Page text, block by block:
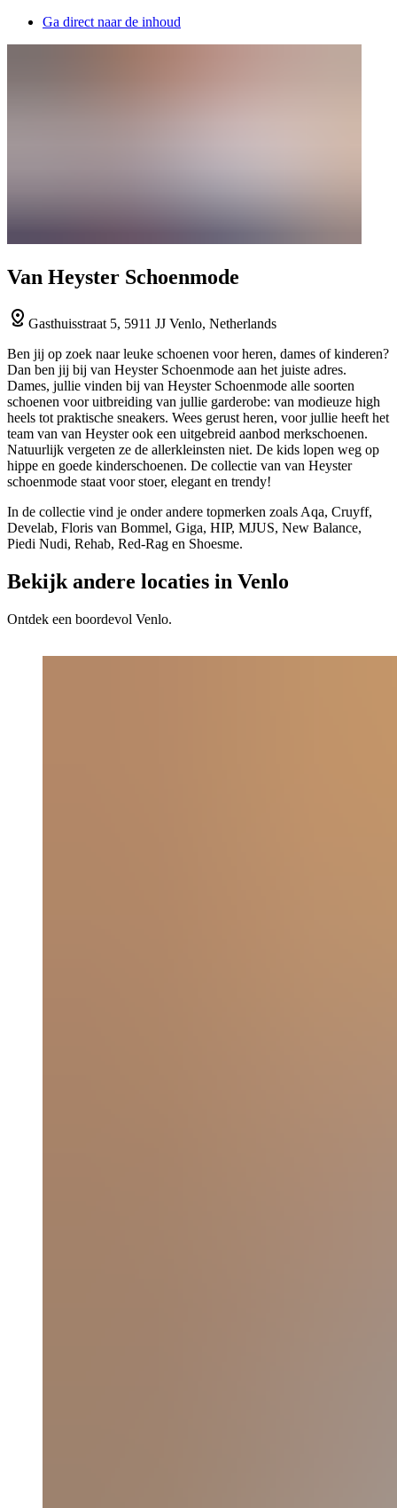
Ga direct naar de inhoud
Van Heyster Schoenmode
Gasthuisstraat 5, 5911 JJ Venlo, Netherlands
Ben jij op zoek naar leuke schoenen voor heren, dames of kinderen?
Dan ben jij bij van Heyster Schoenmode aan het juiste adres.
Dames, jullie vinden bij van Heyster Schoenmode alle soorten
schoenen voor uitbreiding van jullie garderobe: van modieuze high
heels tot praktische sneakers. Wees gerust heren, voor jullie heeft het
team van van Heyster ook een uitgebreid aanbod merkschoenen.
Natuurlijk vergeten ze de allerkleinsten niet. De kids lopen weg op
hippe en goede kinderschoenen. De collectie van van Heyster
schoenmode staat voor stoer, elegant en trendy!
In de collectie vind je onder andere topmerken zoals Aqa, Cruyff,
Develab, Floris van Bommel, Giga, HIP, MJUS, New Balance,
Piedi Nudi, Rehab, Red-Rag en Shoesme.
Bekijk andere locaties in Venlo
Ontdek een boordevol Venlo.